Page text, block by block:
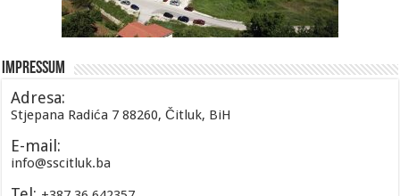
Impressum
Adresa:
Stjepana Radića 7 88260, Čitluk, BiH
E-mail:
info@sscitluk.ba